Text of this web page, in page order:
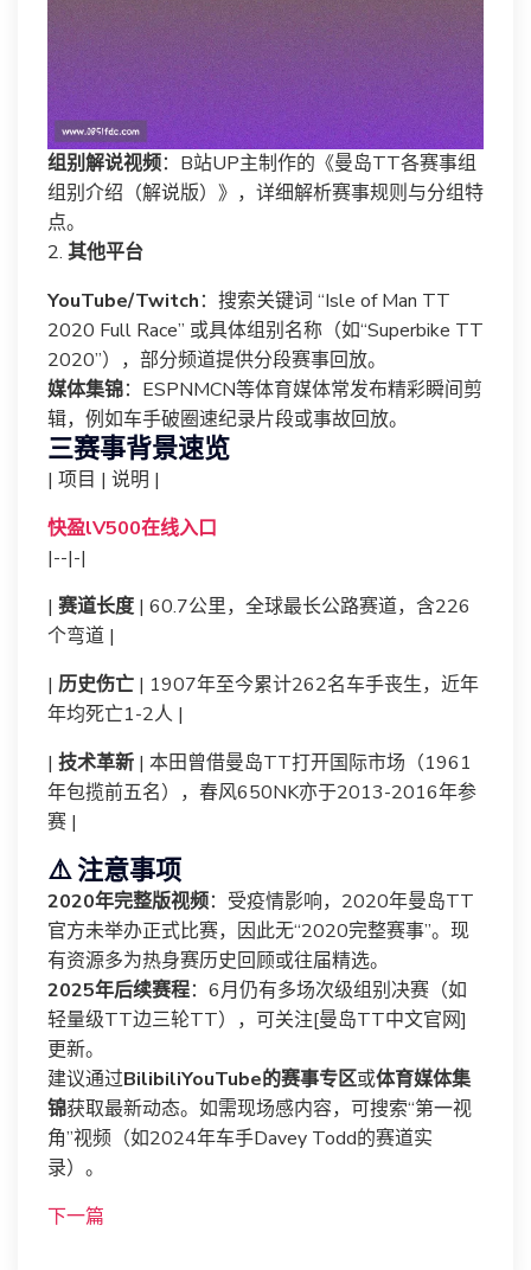
组别解说视频：B站UP主制作的《曼岛TT各赛事组
组别介绍（解说版）》，详细解析赛事规则与分组特
点。
2. 其他平台
YouTube/Twitch：搜索关键词 “Isle of Man TT
2020 Full Race” 或具体组别名称（如“Superbike TT
2020”），部分频道提供分段赛事回放。
媒体集锦：ESPNMCN等体育媒体常发布精彩瞬间剪
辑，例如车手破圈速纪录片段或事故回放。
三赛事背景速览
| 项目 | 说明 |
快盈lV500在线入口
|--|-|
| 赛道长度| 60.7公里，全球最长公路赛道，含226
个弯道 |
| 历史伤亡 | 1907年至今累计262名车手丧生，近年
年均死亡1-2人 |
| 技术革新 | 本田曾借曼岛TT打开国际市场（1961
年包揽前五名），春风650NK亦于2013-2016年参
赛 |
⚠️ 注意事项
2020年完整版视频：受疫情影响，2020年曼岛TT
官方未举办正式比赛，因此无“2020完整赛事”。现
有资源多为热身赛历史回顾或往届精选。
2025年后续赛程：6月仍有多场次级组别决赛（如
轻量级TT边三轮TT），可关注[曼岛TT中文官网]
更新。
建议通过BilibiliYouTube的赛事专区或体育媒体集
锦获取最新动态。如需现场感内容，可搜索“第一视
角”视频（如2024年车手Davey Todd的赛道实
录）。
下一篇